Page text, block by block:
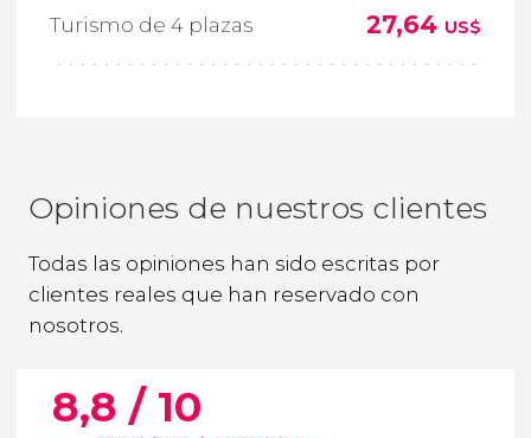
Turismo de 4 plazas 27,64 US$
Opiniones de nuestros clientes
Todas las opiniones han sido escritas por
clientes reales que han reservado con
nosotros.
8,8 / 10